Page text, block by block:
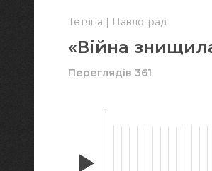
Тетяна | Павлоград
«Війна
Переглядів 361